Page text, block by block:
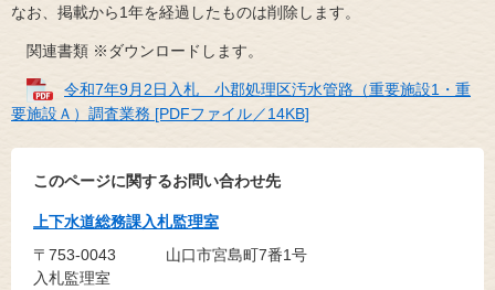
なお、掲載から1年を経過したものは削除します。
関連書類 ※ダウンロードします。
令和7年9月2日入札 小郡処理区汚水管路（重要施設1・重
要施設Ａ）調査業務 [PDFファイル／14KB]
このページに関するお問い合わせ先
上下水道総務課入札監理室
〒753-0043
山口市宮島町7番1号
入札監理室